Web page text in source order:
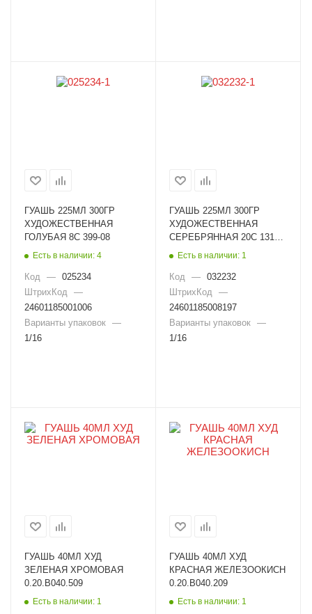
ГУАШЬ 225МЛ 300ГР
ХУДОЖЕСТВЕННАЯ
ГОЛУБАЯ 8С 399-08
Есть в наличии: 4
Код — 025234
ШтрихКод —
24601185001006
Варианты упаковок —
1/16
ГУАШЬ 225МЛ 300ГР
ХУДОЖЕСТВЕННАЯ
СЕРЕБРЯННАЯ 20С 1318-
08Есть в наличии: 1
Код — 032232
ШтрихКод —
24601185008197
Варианты упаковок —
1/16
ГУАШЬ 40МЛ ХУД
ЗЕЛЕНАЯ ХРОМОВАЯ
0.20.В040.509
Есть в наличии: 1
ГУАШЬ 40МЛ ХУД
КРАСНАЯ ЖЕЛЕЗООКИСН
0.20.В040.209
Есть в наличии: 1